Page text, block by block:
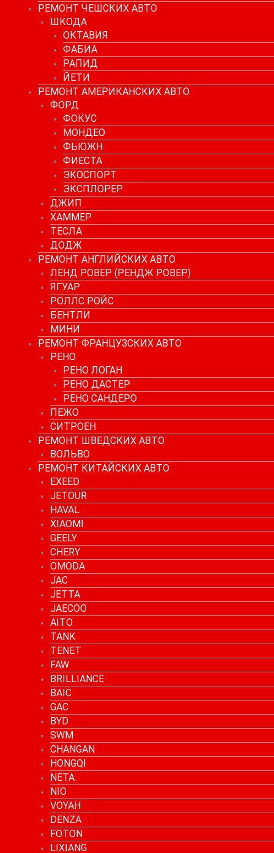
РЕМОНТ ЧЕШСКИХ АВТО
ШКОДА
ОКТАВИЯ
ФАБИА
РАПИД
ЙЕТИ
РЕМОНТ АМЕРИКАНСКИХ АВТО
ФОРД
ФОКУС
МОНДЕО
ФЬЮЖН
ФИЕСТА
ЭКОСПОРТ
ЭКСПЛОРЕР
ДЖИП
ХАММЕР
ТЕСЛА
ДОДЖ
РЕМОНТ АНГЛИЙСКИХ АВТО
ЛЕНД РОВЕР (РЕНДЖ РОВЕР)
ЯГУАР
РОЛЛС РОЙС
БЕНТЛИ
МИНИ
РЕМОНТ ФРАНЦУЗСКИХ АВТО
РЕНО
РЕНО ЛОГАН
РЕНО ДАСТЕР
РЕНО САНДЕРО
ПЕЖО
СИТРОЕН
РЕМОНТ ШВЕДСКИХ АВТО
ВОЛЬВО
РЕМОНТ КИТАЙСКИХ АВТО
EXEED
JETOUR
HAVAL
XIAOMI
GEELY
CHERY
OMODA
JAC
JETTA
JAECOO
AITO
TANK
TENET
FAW
BRILLIANCE
BAIC
GAC
BYD
SWM
CHANGAN
HONGQI
NETA
NIO
VOYAH
DENZA
FOTON
LIXIANG